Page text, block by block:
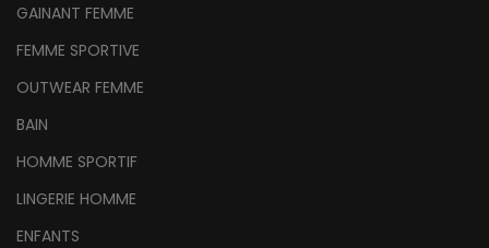
GAINANT FEMME
FEMME SPORTIVE
OUTWEAR FEMME
BAIN
HOMME SPORTIF
LINGERIE HOMME
ENFANTS